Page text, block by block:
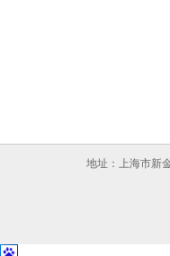
地址：上海市新